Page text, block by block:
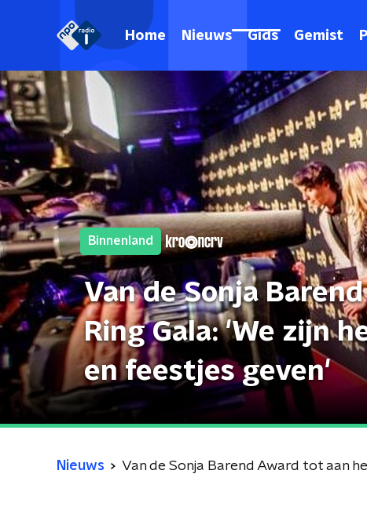
Home Nieuws Gids Gemist
Binnenland
Van de Sonja
Ring Gala: 'We zijn
en feestjes geven'
Nieuws Van de Sonja Barend Award tot aan